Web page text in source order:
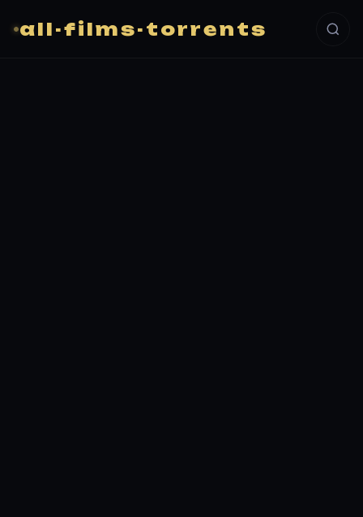
all-films-torrents